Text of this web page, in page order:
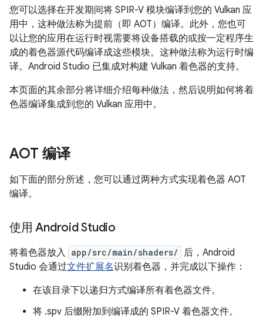
您可以选择在开发期间将 SPIR-V 模块编译到您的 Vulkan 应
用中，这种做法称为提前（即 AOT）编译。 此外，您也可
以让您的应用在运行时视需要将设备搭载的或按一定程序生
成的着色器源代码编译成这些模块。这种做法称为运行时编
译。 Android Studio 已集成对构建 Vulkan 着色器的支持。
本页面的其余部分将详细介绍每种做法，然后说明如何将着
色器编译集成到您的 Vulkan 应用中。
AOT 编译
如下面的部分所述，您可以通过两种方式实现着色器 AOT
编译。
使用 Android Studio
将着色器放入 app/src/main/shaders/
后，Android
Studio 会通过文件扩展名识别着色器，并完成以下操作：
在该目录下以递归方式编译所有着色器文件。
将 .spv 后缀附加到编译成的 SPIR-V 着色器文件。